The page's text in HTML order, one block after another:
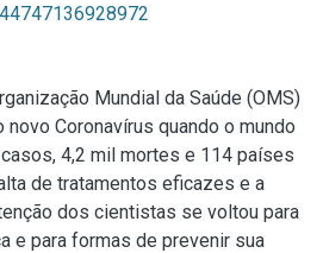
Mundial da Saúde (OMS)
novo Coronavírus quando o mundo
4,2 mil mortes e 114 países
de tratamentos eficazes e a
dos cientistas se voltou para
e para formas de prevenir sua